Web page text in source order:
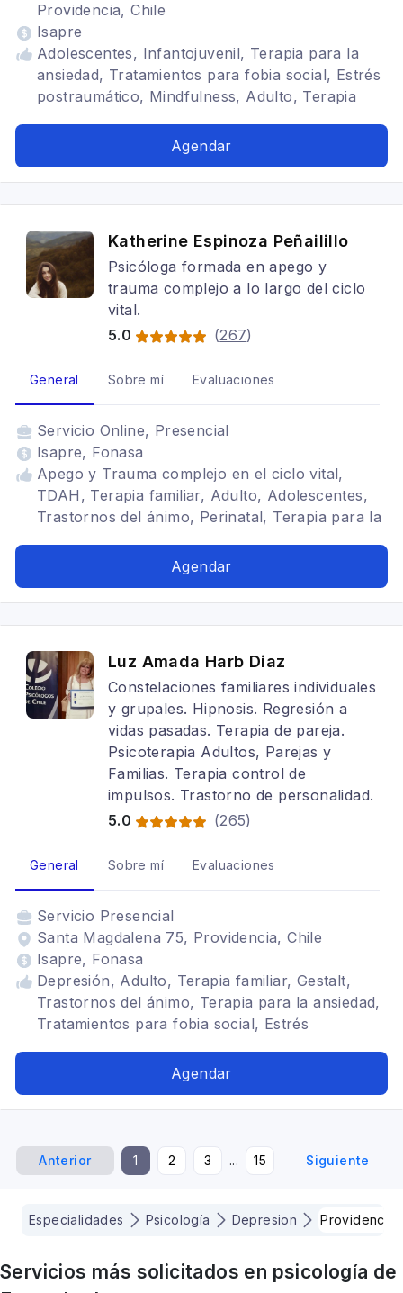
Providencia, Chile
Isapre
Adolescentes, Infantojuvenil, Terapia para la
ansiedad, Tratamientos para fobia social, Estrés
postraumático, Mindfulness, Adulto, Terapia
TDAH, Cognitivo conductual, TEA adultos,
Agendar
Katherine Espinoza Peñailillo
Psicóloga formada en apego y
trauma complejo a lo largo del ciclo
vital.
5.0
(267)
General Sobre mí Evaluaciones
Servicio Online, Presencial
Isapre, Fonasa
Apego y Trauma complejo en el ciclo vital,
TDAH, Terapia familiar, Adulto, Adolescentes,
Trastornos del ánimo, Perinatal, Terapia para la
Terapia de pareja, Trastornos de la
Tratamientos para fobia social
Agendar
Luz Amada Harb Diaz
Constelaciones familiares individuales
y grupales. Hipnosis. Regresión a
vidas pasadas. Terapia de pareja.
Psicoterapia Adultos, Parejas y
Familias. Terapia control de
impulsos. Trastorno de personalidad.
5.0
(265)
General Sobre mí Evaluaciones
Servicio Presencial
Santa Magdalena 75, Providencia, Chile
Isapre, Fonasa
Depresión, Adulto, Terapia familiar, Gestalt,
Trastornos del ánimo, Terapia para la ansiedad,
Tratamientos para fobia social, Estrés
personalidad, Trastornos alimenticios TCA,
Agendar
Anterior 1 2 3 ... 15 Siguiente
Especialidades Psicología Depresion Providencia
Servicios más solicitados en psicología de